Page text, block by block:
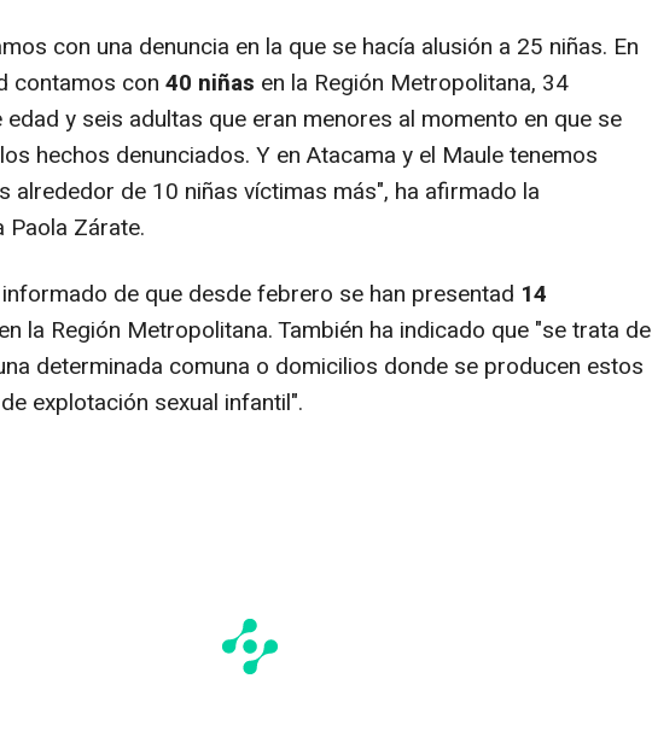
con una denuncia en la que se hacía alusión a 25 niñas. En
contamos con 40 niñas en la Región Metropolitana, 34
y seis adultas que eran menores al momento en que se
hechos denunciados. Y en Atacama y el Maule tenemos
alrededor de 10 niñas víctimas más", ha afirmado la
Zárate.
de que desde febrero se han presentad 14
en la Región Metropolitana. También ha indicado que "se trata de
determinada comuna o domicilios donde se producen estos
explotación sexual infantil".